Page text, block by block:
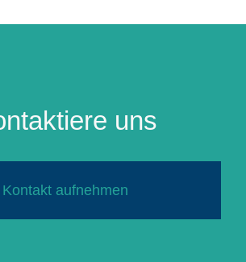
uns
Kontakt aufnehmen